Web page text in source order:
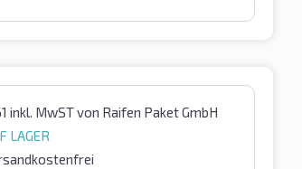
inkl. MwSTvon Raifen Paket GmbH
LAGER